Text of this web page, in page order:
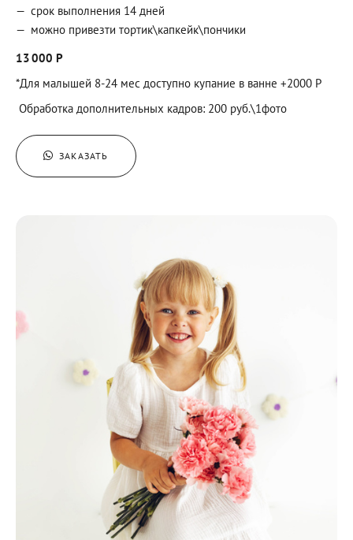
срок выполнения 14 дней
можно привезти тортик\капкейк\пончики
13 000 Р
*Для малышей 8-24 мес доступно купание в ванне +2000 Р
Обработка дополнительных кадров: 200 руб.\1фото
ЗАКАЗАТЬ